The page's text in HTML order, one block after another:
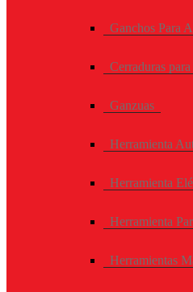
Ganchos Para
Cerraduras
Ganzuas
Herramienta
Herramienta
Herramienta
Herramientas